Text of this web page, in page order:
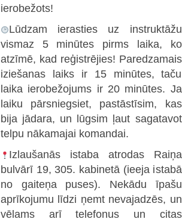
ierobežots!
Lūdzam ierasties uz instruktāžu
vismaz 5 minūtes pirms laika, ko
atzīmē, kad reģistrējies! Paredzamais
iziešanas laiks ir 15 minūtes, taču
laika ierobežojums ir 20 minūtes. Ja
laiku pārsniegsiet, pastāstīsim, kas
bija jādara, un lūgsim ļaut sagatavot
telpu nākamajai komandai.
Izlaušanās istaba atrodas Raiņa
bulvārī 19, 305. kabinetā (ieeja istabā
no gaiteņa puses). Nekādu īpašu
aprīkojumu līdzi ņemt nevajadzēs, un
vēlams arī telefonus un citas